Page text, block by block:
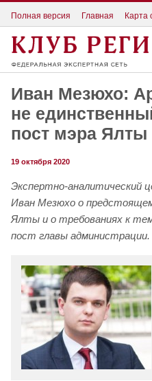
Полная версия Главная Карта
Иван Мезюхо:
не
пост мэра Ялты
19 октября 2020
Экспертно-аналитический
Иван Мезюхо о
Ялты и о требованиях к
пост главы администрации.